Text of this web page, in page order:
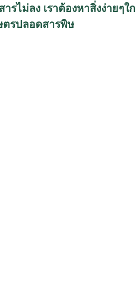
ไม่ลง เราต้องหาสิ่งง่ายๆใ
ตรปลอดสารพิษ